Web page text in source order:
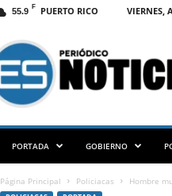
55.9 F PUERTO RICO VIERNES,
PORTADA GOBIERNO
Página Principal Policiacas Hombre